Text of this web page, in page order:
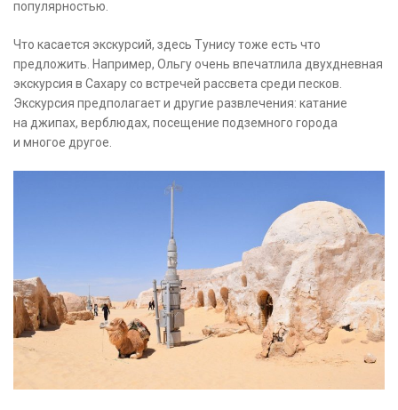
популярностью.
Что касается экскурсий, здесь Тунису тоже есть что
предложить. Например, Ольгу очень впечатлила двухдневная
экскурсия в Сахару со встречей рассвета среди песков.
Экскурсия предполагает и другие развлечения: катание
на джипах, верблюдах, посещение подземного города
и многое другое.